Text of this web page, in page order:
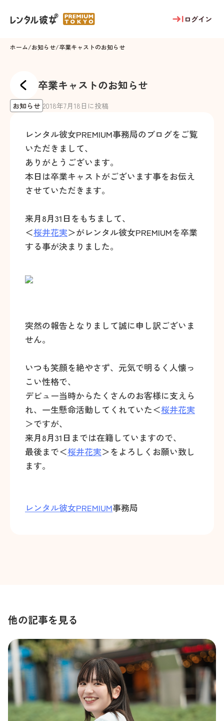
ログイン
ホーム/お知らせ/卒業キャストのお知らせ
卒業キャストのお知らせ
お知らせ 2018年7月 18 日に投稿
レンタル彼女PREMIUM事務局のブログをご覧
いただきまして、
ありがとうございます。
本日は卒業キャストがございます事をお伝え
させていただきます。
来月8月31日をもちまして、
＜桜井花実＞がレンタル彼女PREMIUMを卒業
する事が決まりました。
突然の報告となりまして誠に申し訳ございま
せん。
いつも笑顔を絶やさず、元気で明るく人懐っ
こい性格で、
デビュー当時からたくさんのお客様に支えら
れ、一生懸命活動してくれていた＜桜井花実
＞ですが、
来月8月31日までは在籍していますので、
最後まで＜桜井花実＞をよろしくお願い致し
ます。
レンタル彼女PREMIUM事務局
他の記事を見る